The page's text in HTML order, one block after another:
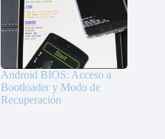
Android BIOS: Acceso a
Bootloader y Modo de
Recuperación